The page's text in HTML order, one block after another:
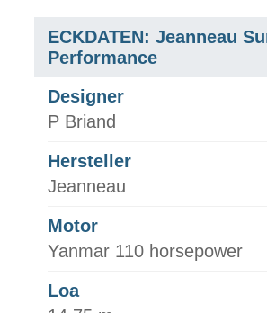
ECKDATEN: Jeanneau
Performance
Designer
P Briand
Hersteller
Jeanneau
Motor
Yanmar 110 horsepower
Loa